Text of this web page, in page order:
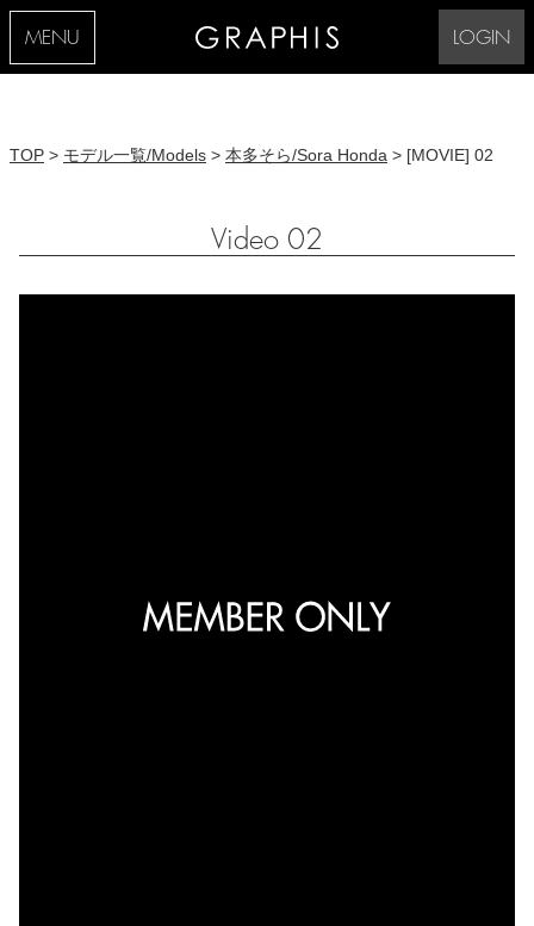
MENU LOGIN
TOP > モデル一覧/Models > 本多そら/Sora Honda > [MOVIE] 02
Video 02